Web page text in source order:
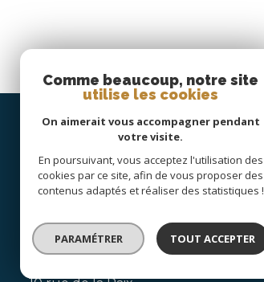
0468670678
Comme beaucoup, notre site
utilise les cookies
On aimerait vous accompagner pendant
votre visite.
En poursuivant, vous acceptez l'utilisation des
cookies par ce site, afin de vous proposer des
contenus adaptés et réaliser des statistiques !
PARAMÉTRER TOUT ACCEPTER